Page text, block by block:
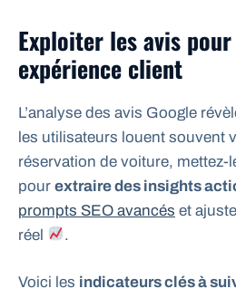
Exploiter les avis
expérience client
L’analyse des avis Google
les utilisateurs louent souvent
réservation de voiture, mettez-
pour extraire des insights
prompts SEO avancés et
réel
.
Voici les indicateurs clés à